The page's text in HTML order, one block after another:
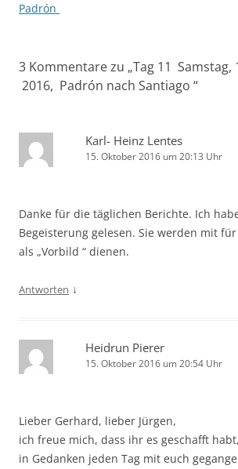
Padrón
3 Kommentare zu „Tag 11 Samstag,
2016, Padrón nach Santiago “
Karl- Heinz Lentes
15. Oktober 2016 um 20:13 Uhr
Danke für die täglichen Berichte. Ich
Begeisterung gelesen. Sie werden mit
als „Vorbild “ dienen.
Antworten ↓
Heidrun Pierer
15. Oktober 2016 um 20:54 Uhr
Lieber Gerhard, lieber Jürgen,
ich freue mich, dass ihr es geschafft
in Gedanken jeden Tag mit euch